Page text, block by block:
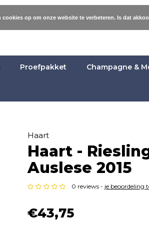
Proefpakket Champagne &
Haart
Haart -
Auslese 2015
0 reviews - je beoordeling
€43,75
cookies op om onze website te verbeteren. Is dat